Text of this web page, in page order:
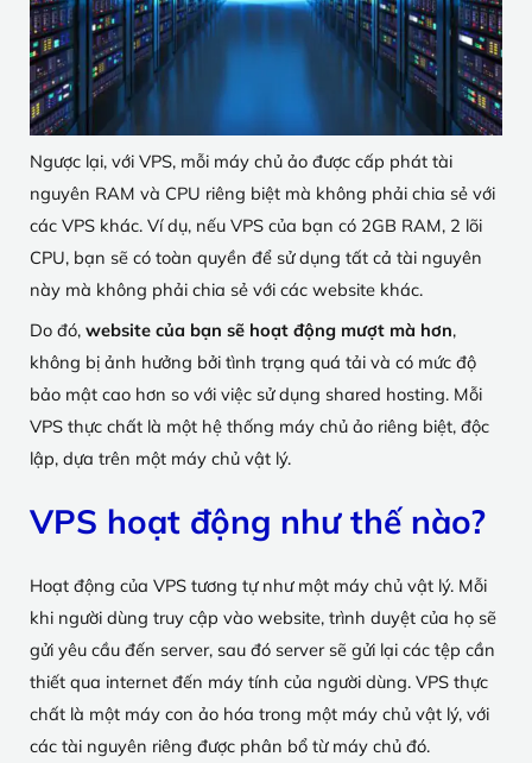
Ngược lại, với VPS, mỗi máy chủ ảo được cấp phát tài
nguyên RAM và CPU riêng biệt mà không phải chia sẻ với
các VPS khác. Ví dụ, nếu VPS của bạn có 2GB RAM, 2 lõi
CPU, bạn sẽ có toàn quyền để sử dụng tất cả tài nguyên
này mà không phải chia sẻ với các website khác.
Do đó, website của bạn sẽ hoạt động mượt mà hơn,
không bị ảnh hưởng bởi tình trạng quá tải và có mức độ
bảo mật cao hơn so với việc sử dụng shared hosting. Mỗi
VPS thực chất là một hệ thống máy chủ ảo riêng biệt, độc
lập, dựa trên một máy chủ vật lý.
VPS hoạt động như thế nào?
Hoạt động của VPS tương tự như một máy chủ vật lý. Mỗi
khi người dùng truy cập vào website, trình duyệt của họ sẽ
gửi yêu cầu đến server, sau đó server sẽ gửi lại các tệp cần
thiết qua internet đến máy tính của người dùng. VPS thực
chất là một máy con ảo hóa trong một máy chủ vật lý, với
các tài nguyên riêng được phân bổ từ máy chủ đó.